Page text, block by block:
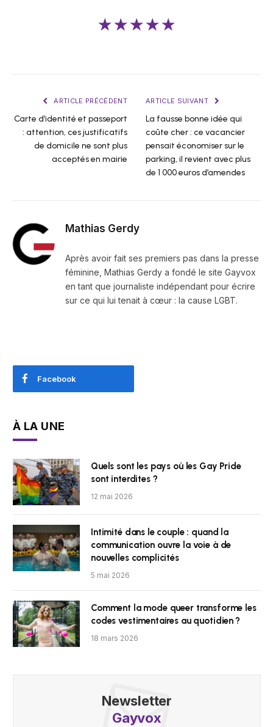
★★★★★
ARTICLE PRÉCÉDENT
Carte d’identité et passeport
: attention, ces justificatifs
de domicile ne sont plus
acceptés en mairie
ARTICLE SUIVANT
La fausse bonne idée qui
coûte cher : ce vacancier
pensait économiser sur le
parking, il revient avec plus
de 1 000 euros d’amendes
Mathias Gerdy
Après avoir fait ses premiers pas dans la presse
féminine, Mathias Gerdy a fondé le site Gayvox
en tant que journaliste indépendant pour écrire
sur ce qui lui tenait à cœur : la cause LGBT.
Facebook
À LA UNE
Quels sont les pays où les Gay Pride
sont interdites ?
12 mai 2026
Intimité dans le couple : quand la
communication ouvre la voie à de
nouvelles complicités
5 mai 2026
Comment la mode queer transforme les
codes vestimentaires au quotidien ?
18 mars 2026
Newsletter
Gayvox